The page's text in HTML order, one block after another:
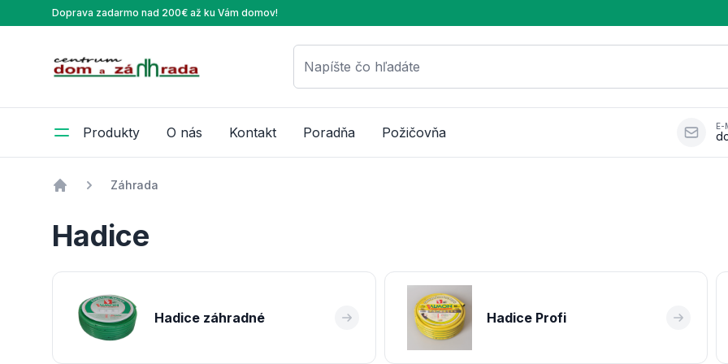
Doprava zadarmo nad 200€ až ku Vám domov!
Centrum Dom a Záhrada Napíšte čo hľadáte
Produkty O nás Kontakt Poradňa Požičovňa E-
Záhrada
Hadice
Hadice záhradné Hadice Profi